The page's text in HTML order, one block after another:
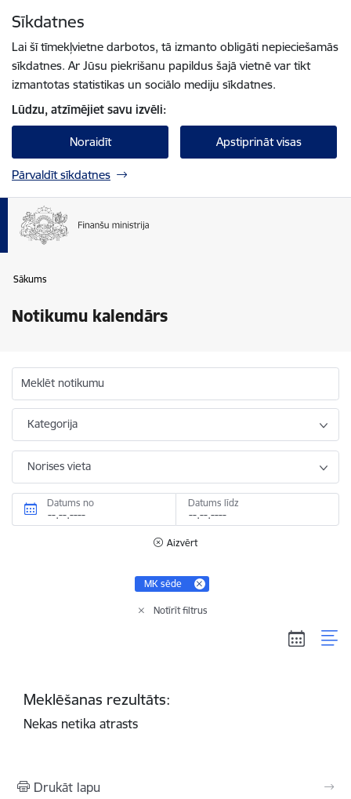
Sīkdatnes
Lai šī tīmekļvietne darbotos, tā izmanto obligāti nepieciešamās
sīkdatnes. Ar Jūsu piekrišanu papildus šajā vietnē var tikt
izmantotas statistikas un sociālo mediju sīkdatnes.
Lūdzu, atzīmējiet savu izvēli:
Noraidīt Apstiprināt visas
Pārvaldīt sīkdatnes
Sākums
Notikumu kalendārs
Meklēt notikumu
Kategorija
Norises vieta
Datums no Datums līdz
Aizvērt
MK sēde
Notīrīt filtrus
Meklēšanas rezultāts:
Nekas netika atrasts
Drukāt lapu